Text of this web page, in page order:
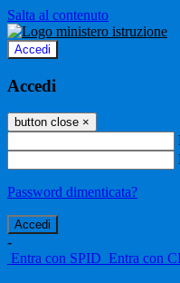
Salta al contenuto
Accedi
Accedi
button close ×
Password dimenticata?
-
Entra con SPID Entra con